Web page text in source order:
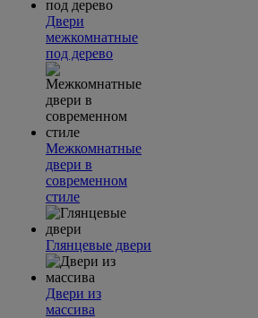
Двери
межкомнатные
под дерево
Межкомнатные
двери в
современном
стиле
Глянцевые двери
Двери из
массива